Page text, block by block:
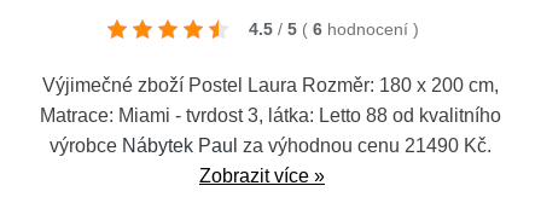
4.5 / 5 ( 6 hodnocení )
Výjimečné zboží Postel Laura Rozměr: 180 x 200 cm,
Matrace: Miami - tvrdost 3, látka: Letto 88 od kvalitního
výrobce Nábytek Paul za výhodnou cenu 21490 Kč.
Zobrazit více »